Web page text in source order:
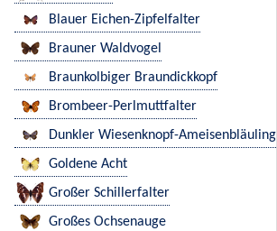
Blauer Eichen-Zipfelfalter
Brauner Waldvogel
Braunkolbiger Braundickkopf
Brombeer-Perlmuttfalter
Dunkler Wiesenknopf-Ameisenbläuling
Goldene Acht
Großer Schillerfalter
Großes Ochsenauge